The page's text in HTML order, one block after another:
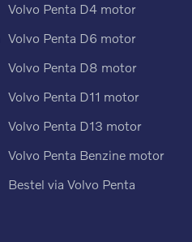
Volvo Penta D4 motor
Volvo Penta D6 motor
Volvo Penta D8 motor
Volvo Penta D11 motor
Volvo Penta D13 motor
Volvo Penta Benzine motor
Bestel via Volvo Penta